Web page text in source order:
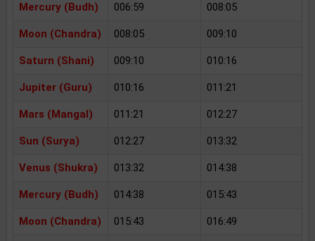
Mercury (Budh) 006:59 008:05
Moon (Chandra) 008:05 009:10
Saturn (Shani) 009:10 010:16
Jupiter (Guru) 010:16 011:21
Mars (Mangal) 011:21 012:27
Sun (Surya) 012:27 013:32
Venus (Shukra) 013:32 014:38
Mercury (Budh) 014:38 015:43
Moon (Chandra) 015:43 016:49